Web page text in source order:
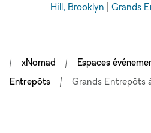
Hill, Brooklyn
Grands
xNomad Espaces
Entrepôts
Grands Entrepôts